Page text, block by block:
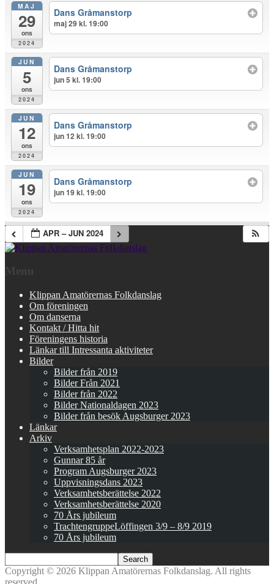
MAJ
29
ons
2024
Dans Gråmanstorp
maj 29 kl. 19:00
JUN
5
ons
2024
Dans Gråmanstorp
jun 5 kl. 19:00
JUN
12
ons
2024
Dans Gråmanstorp
jun 12 kl. 19:00
JUN
19
ons
2024
Dans Gråmanstorp
jun 19 kl. 19:00
APR – JUN 2024
Menu
Klippan Amatörernas Folkdanslag
Om föreningen
Om danserna
Kontakt / Hitta hit
Föreningens historia
Länkar till Intressanta aktiviteter
Bilder
Bilder från 2019
Bilder Från 2021
Bilder från 2022
Bilder Nationaldagen 2023
Bilder från besök Augsburger 2023
Länkar
Arkiv
Verksamhetsplan 2022-2023
Gunnar 85 år
Program Augsburger 2023
Uppvisningsdans 2023
Verksamhetsberättelse 2022
Verksamhetsberättelse 2020
70 Års jubileum
TrachtengruppeLöffingen 3/9 – 8/9 2019
70 Års jubileum
Copyright © 2026 Klippan Amatörernas Folkdanslag. All rights
reserved.